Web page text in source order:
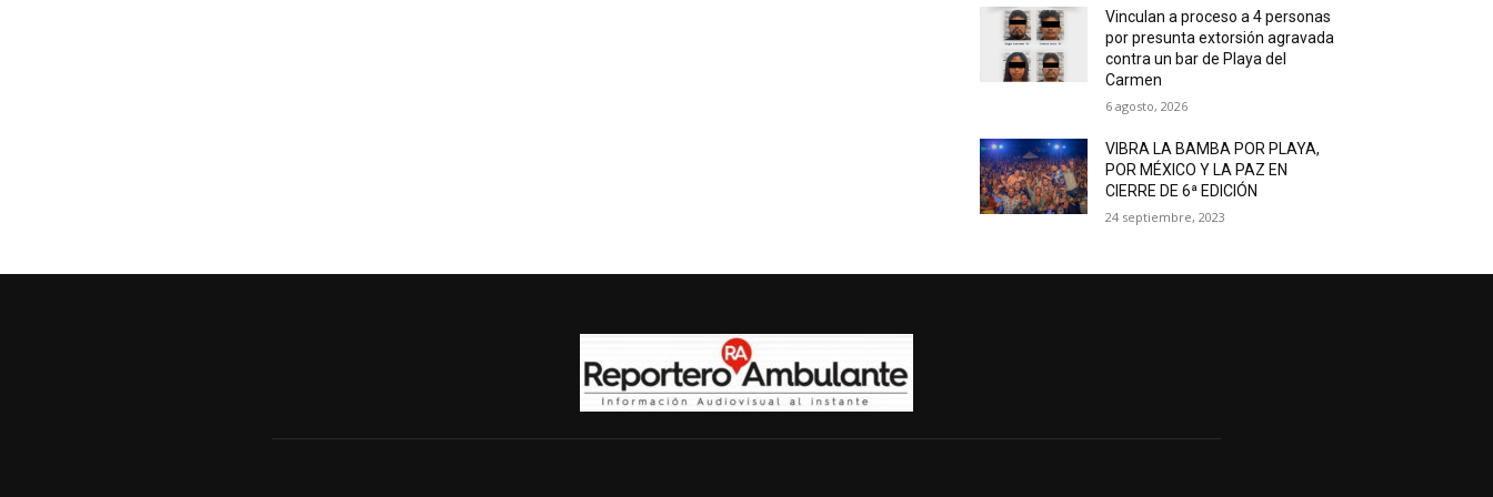
Vinculan a proceso a 4 personas
por presunta extorsión agravada
contra un bar de Playa del
Carmen
6 agosto, 2026
VIBRA LA BAMBA POR PLAYA,
POR MÉXICO Y LA PAZ EN
CIERRE DE 6ª EDICIÓN
24 septiembre, 2023